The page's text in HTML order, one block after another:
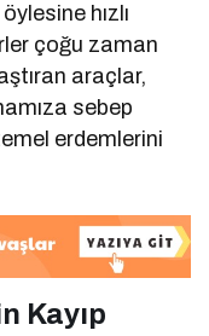
hızlı
çoğu zaman
araçlar,
sebep
erdemlerini
Kayıp